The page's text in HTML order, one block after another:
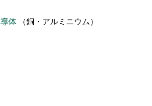
導体 （銅・アルミニウム）